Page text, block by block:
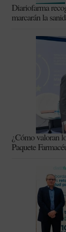
Diariofarma
marcarán la
¿Cómo valoran
Paquete